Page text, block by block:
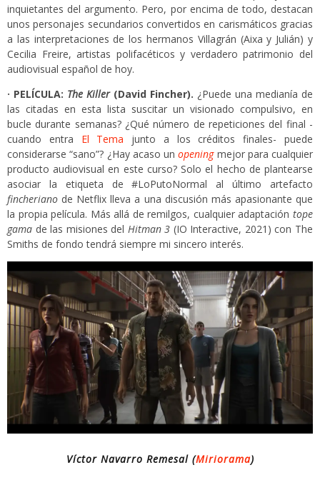
inquietantes del argumento. Pero, por encima de todo, destacan
unos personajes secundarios convertidos en carismáticos gracias
a las interpretaciones de los hermanos Villagrán (Aixa y Julián) y
Cecilia Freire, artistas polifacéticos y verdadero patrimonio del
audiovisual español de hoy.
· PELÍCULA: The Killer(David Fincher). ¿Puede una medianía de
las citadas en esta lista suscitar un visionado compulsivo, en
bucle durante semanas? ¿Qué número de repeticiones del final -
cuando entra El Tema junto a los créditos finales- puede
considerarse “sano”? ¿Hay acaso un openingmejor para cualquier
producto audiovisual en este curso? Solo el hecho de plantearse
asociar la etiqueta de #LoPutoNormal al último artefacto
fincheriano de Netflix lleva a una discusión más apasionante que
la propia película. Más allá de remilgos, cualquier adaptación tope
gama de las misiones del Hitman 3 (IO Interactive, 2021) con The
Smiths de fondo tendrá siempre mi sincero interés.
Víctor Navarro Remesal (Miriorama)